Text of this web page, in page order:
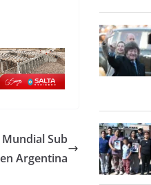
Sub
Argentina